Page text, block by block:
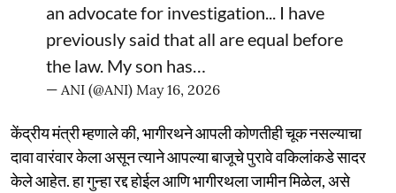
an advocate for investigation... I have
previously said that all are equal before
the law. My son has…
— ANI (@ANI) May 16, 2026
केंद्रीय मंत्री म्हणाले की, भागीरथने आपली कोणतीही चूक नसल्याचा
दावा वारंवार केला असून त्याने आपल्या बाजूचे पुरावे वकिलांकडे सादर
केले आहेत. हा गुन्हा रद्द होईल आणि भागीरथला जामीन मिळेल, असे